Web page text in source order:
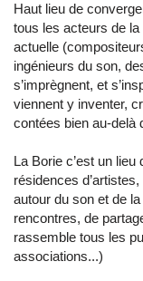
Haut lieu de
tous les acteurs de
actuelle
ingénieurs du son,
s’imprègnent, et
viennent y inventer,
contées bien au-delà
La Borie c’est un
résidences
autour du son et de
rencontres, de
rassemble tous les
associations...)